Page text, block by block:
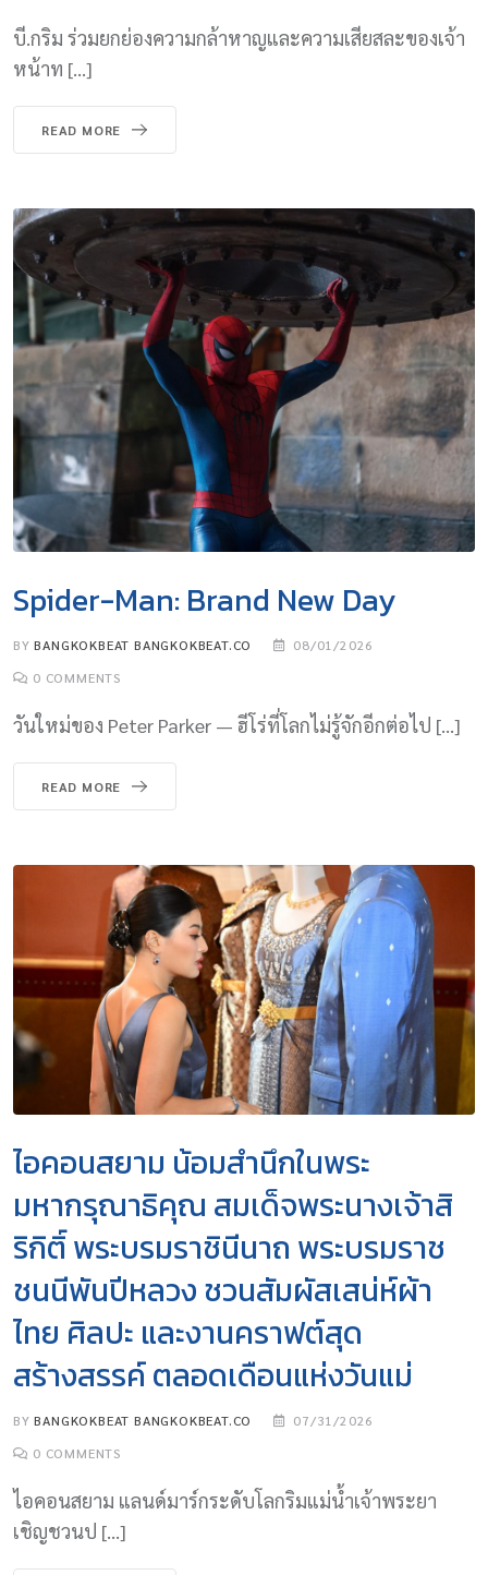
บี.กริม ร่วมยกย่องความกล้าหาญและความเสียสละของเจ้า
หน้าท […]
READ MORE
Spider-Man: Brand New Day
BYBANGKOKBEAT BANGKOKBEAT.CO
08/01/2026
0 COMMENTS
วันใหม่ของ Peter Parker — ฮีโร่ที่โลกไม่รู้จักอีกต่อไป […]
READ MORE
ไอคอนสยาม น้อมสำนึกในพระ
มหากรุณาธิคุณ สมเด็จพระนางเจ้าสิ
ริกิติ์ พระบรมราชินีนาถ พระบรมราช
ชนนีพันปีหลวง ชวนสัมผัสเสน่ห์ผ้า
ไทย ศิลปะ และงานคราฟต์สุด
สร้างสรรค์ ตลอดเดือนแห่งวันแม่
BYBANGKOKBEAT BANGKOKBEAT.CO
07/31/2026
0 COMMENTS
ไอคอนสยาม แลนด์มาร์กระดับโลกริมแม่น้ำเจ้าพระยา
เชิญชวนป […]